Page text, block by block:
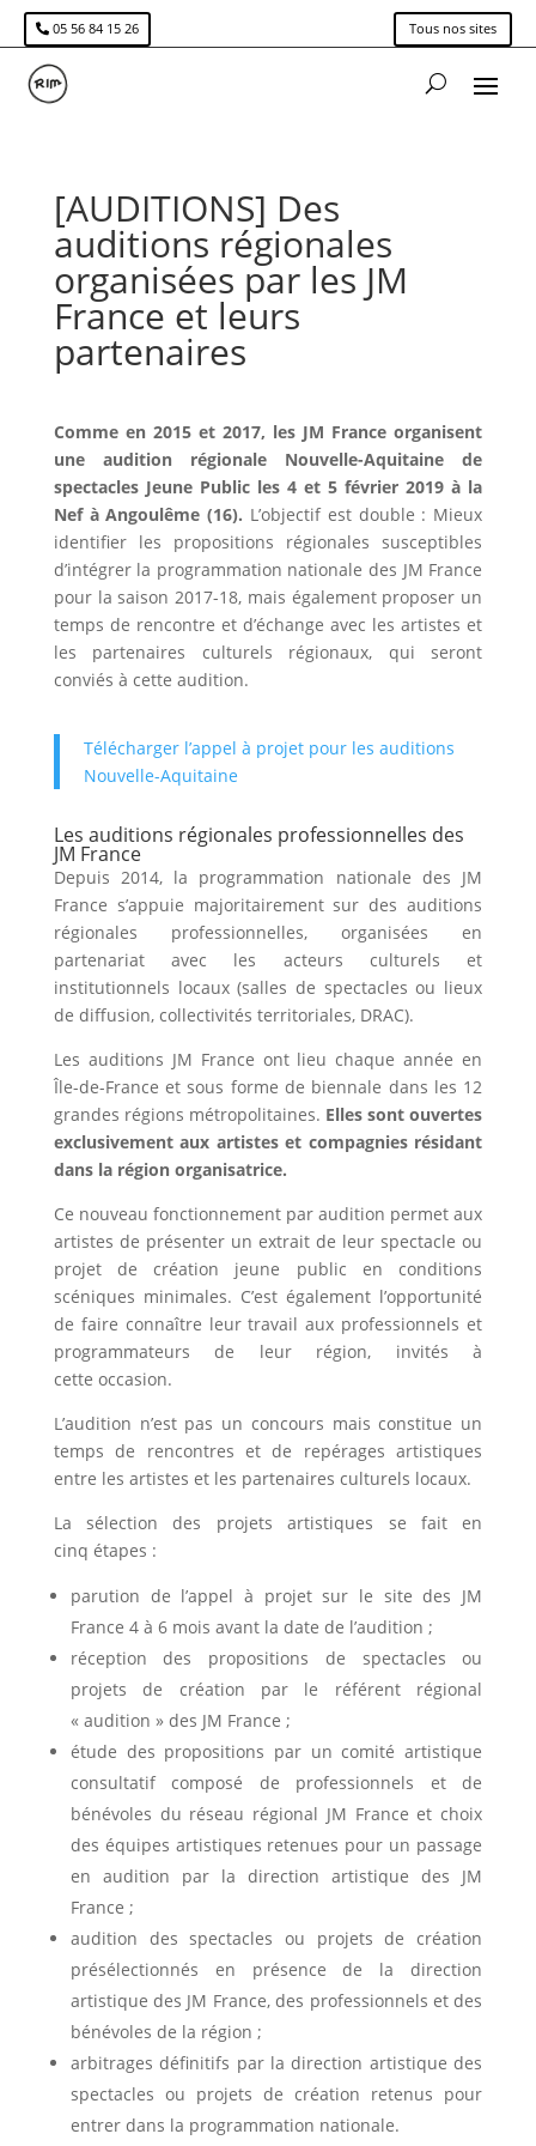
05 56 84 15 26 Tous nos sites
[AUDITIONS] Des
auditions régionales
organisées par les JM
France et leurs
partenaires
Comme en 2015 et 2017, les JM France organisent
une audition régionale Nouvelle-Aquitaine de
spectacles Jeune Public les 4 et 5 février 2019 à la
Nef à Angoulême (16). L’objectif est double : Mieux
identifier les propositions régionales susceptibles
d’intégrer la programmation nationale des JM France
pour la saison 2017-18, mais également proposer un
temps de rencontre et d’échange avec les artistes et
les partenaires culturels régionaux, qui seront
conviés à cette audition.
Télécharger l’appel à projet pour les auditions
Nouvelle-Aquitaine
Les auditions régionales professionnelles des
JM France
Depuis 2014, la programmation nationale des JM
France s’appuie majoritairement sur des auditions
régionales professionnelles, organisées en
partenariat avec les acteurs culturels et
institutionnels locaux (salles de spectacles ou lieux
de diffusion, collectivités territoriales, DRAC).
Les auditions JM France ont lieu chaque année en
Île-de-France et sous forme de biennale dans les 12
grandes régions métropolitaines. Elles sont ouvertes
exclusivement aux artistes et compagnies résidant
dans la région organisatrice.
Ce nouveau fonctionnement par audition permet aux
artistes de présenter un extrait de leur spectacle ou
projet de création jeune public en conditions
scéniques minimales. C’est également l’opportunité
de faire connaître leur travail aux professionnels et
programmateurs de leur région, invités à
cette occasion.
L’audition n’est pas un concours mais constitue un
temps de rencontres et de repérages artistiques
entre les artistes et les partenaires culturels locaux.
La sélection des projets artistiques se fait en
cinq étapes :
parution de l’appel à projet sur le site des JM
France 4 à 6 mois avant la date de l’audition ;
réception des propositions de spectacles ou
projets de création par le référent régional
« audition » des JM France ;
étude des propositions par un comité artistique
consultatif composé de professionnels et de
bénévoles du réseau régional JM France et choix
des équipes artistiques retenues pour un passage
en audition par la direction artistique des JM
France ;
audition des spectacles ou projets de création
présélectionnés en présence de la direction
artistique des JM France, des professionnels et des
bénévoles de la région ;
arbitrages définitifs par la direction artistique des
spectacles ou projets de création retenus pour
entrer dans la programmation nationale.